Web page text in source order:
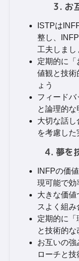
3. お
ISTPは
整し、
工夫しまし
定期的に「
値観と技術
ょう
フィードバ
と論理的な
大切な話
を考慮した
4. 夢を
INFPの価
現可能で効
大きな価値
スよく組み
定期的に
と技術的な
お互いの
ローチと